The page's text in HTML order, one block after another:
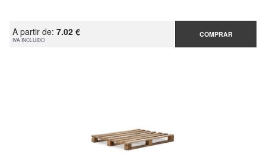
A partir de: 7.02 €
IVA INCLUIDO
COMPRAR